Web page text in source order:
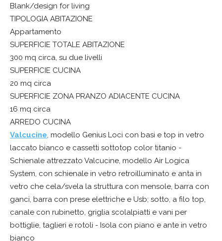
Blank/design for living
TIPOLOGIA ABITAZIONE
Appartamento
SUPERFICIE TOTALE ABITAZIONE
300 mq circa, su due livelli
SUPERFICIE CUCINA
20 mq circa
SUPERFICIE ZONA PRANZO ADIACENTE CUCINA
16 mq circa
ARREDO CUCINA
Valcucine, modello Genius Loci con basi e top in vetro
laccato bianco e cassetti sottotop color titanio -
Schienale attrezzato Valcucine, modello Air Logica
System, con schienale in vetro retroilluminato e anta in
vetro che cela/svela la struttura con mensole, barra con
ganci, barra con prese elettriche e Usb; sotto, a filo top,
canale con rubinetto, griglia scolalpiatti e vani per
bottiglie, taglieri e rotoli - Isola con piano e ante in vetro
bianco